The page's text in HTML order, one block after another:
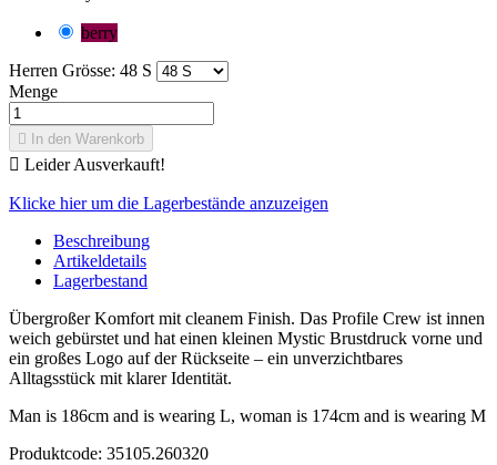
berry
Herren Grösse: 48 S
Menge
 In den Warenkorb
 Leider Ausverkauft!
Klicke hier um die Lagerbestände anzuzeigen
Beschreibung
Artikeldetails
Lagerbestand
Übergroßer Komfort mit cleanem Finish. Das Profile Crew ist innen
weich gebürstet und hat einen kleinen Mystic Brustdruck vorne und
ein großes Logo auf der Rückseite – ein unverzichtbares
Alltagsstück mit klarer Identität.
Man is 186cm and is wearing L, woman is 174cm and is wearing M
Produktcode: 35105.260320